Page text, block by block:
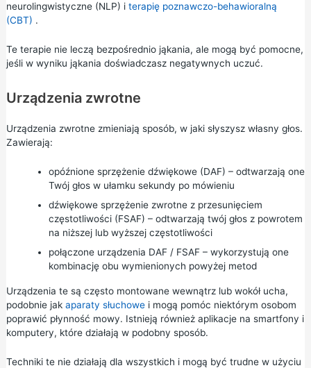
neurolingwistyczne (NLP) i terapię poznawczo-behawioralną
(CBT) .
Te terapie nie leczą bezpośrednio jąkania, ale mogą być pomocne,
jeśli w wyniku jąkania doświadczasz negatywnych uczuć.
Urządzenia zwrotne
Urządzenia zwrotne zmieniają sposób, w jaki słyszysz własny głos.
Zawierają:
opóźnione sprzężenie dźwiękowe (DAF) – odtwarzają one
Twój głos w ułamku sekundy po mówieniu
dźwiękowe sprzężenie zwrotne z przesunięciem
częstotliwości (FSAF) – odtwarzają twój głos z powrotem
na niższej lub wyższej częstotliwości
połączone urządzenia DAF / FSAF – wykorzystują one
kombinację obu wymienionych powyżej metod
Urządzenia te są często montowane wewnątrz lub wokół ucha,
podobnie jak aparaty słuchowei mogą pomóc niektórym osobom
poprawić płynność mowy. Istnieją również aplikacje na smartfony i
komputery, które działają w podobny sposób.
Techniki te nie działają dla wszystkich i mogą być trudne w użyciu